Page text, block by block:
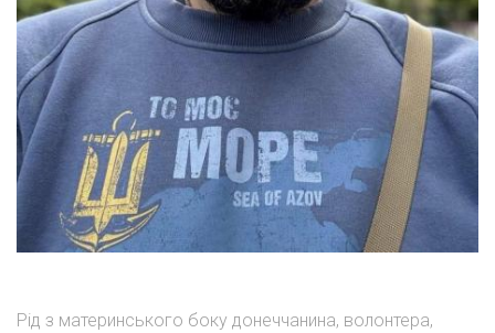
Рід з материнського боку донеччанина, волонтера,